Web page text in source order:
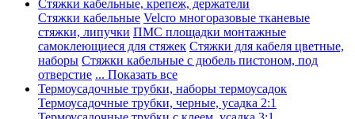
Стяжки кабельные, крепеж, держатели
Стяжки кабельные Velcro многоразовые тканевые
стяжки, липучки ПМС площадки монтажные
самоклеющиеся для стяжек Стяжки для кабеля цветные,
наборы Стяжки кабельные с дюбель пистоном, под
отверстие ... Показать все
Термоусадочные трубки, наборы термоусадок
Термоусадочные трубки, черные, усадка 2:1